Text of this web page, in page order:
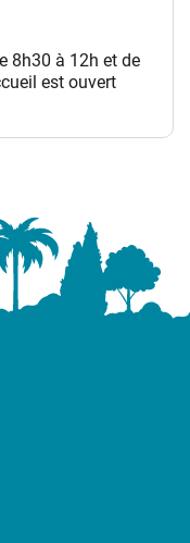
8h30 à 12h et de
est ouvert